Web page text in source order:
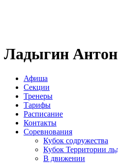
Ладыгин Антон
Афиша
Секции
Тренеры
Тарифы
Расписание
Контакты
Соревнования
Кубок содружества
Кубок Территории
В движении